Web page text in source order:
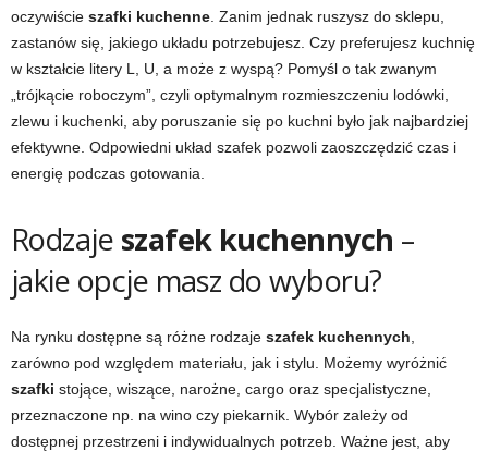
oczywiście szafki kuchenne . Zanim jednak ruszysz do sklepu,
zastanów się, jakiego układu potrzebujesz. Czy preferujesz kuchnię
w kształcie litery L, U, a może z wyspą? Pomyśl o tak zwanym
„trójkącie roboczym”, czyli optymalnym rozmieszczeniu lodówki,
zlewu i kuchenki, aby poruszanie się po kuchni było jak najbardziej
efektywne. Odpowiedni układ szafek pozwoli zaoszczędzić czas i
energię podczas gotowania.
Rodzaje szafek kuchennych –
jakie opcje masz do wyboru?
Na rynku dostępne są różne rodzaje szafek kuchennych
zarówno pod względem materiału, jak i stylu. Możemy wyróżnić
szafki stojące, wiszące, narożne, cargo oraz specjalistyczne,
przeznaczone np. na wino czy piekarnik. Wybór zależy od
dostępnej przestrzeni i indywidualnych potrzeb. Ważne jest, aby